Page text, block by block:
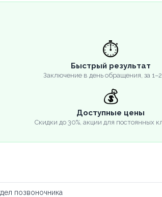
⏱️
Быстрый результат
Заключение в день обращения, за
💰
Доступные цены
Скидки до 30%, акции для постоянных
позвоночника